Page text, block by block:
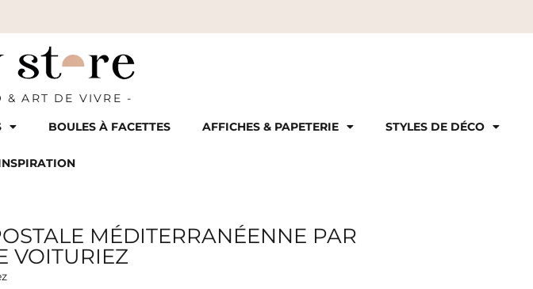
& ART DE VIVRE -
BOULES À FACETTES AFFICHES & PAPETERIE STYLES DE DÉCO
MÉDITERRANÉENNE PAR
VOITURIEZ